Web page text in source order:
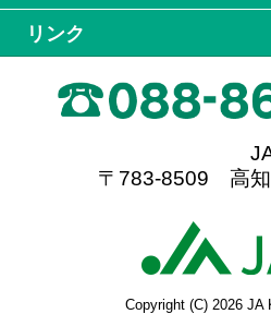
リンク
〒783-8509 高知
Copyright (C) 2026 JA